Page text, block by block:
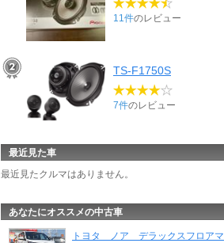
11件のレビュー
TS-F1750S
7件のレビュー
最近見た車
最近見たクルマはありません。
あなたにオススメの中古車
トヨタ ノア デラックスフロアマ